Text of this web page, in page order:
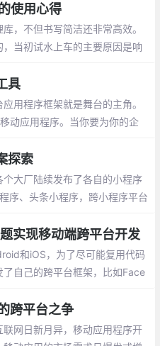
使用心得
，不但书写简洁还非常高效。
当初试水上车的主要原因是响
。具
用程序框架就是舞台的主角。
动应用程序。当你要为你的企
探索
大厂陆续发布了各自的小程序
、头条小程序，跨小程序平台
实现移动端跨平台开发
和iOS，为了尽可能复用代码
自己的跨平台框架，比如Face
跨平台之争
网日新月异，移动应用程序开